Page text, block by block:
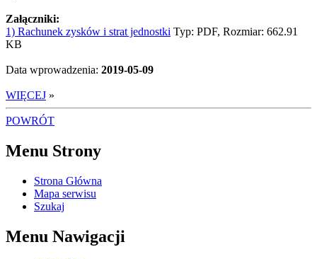
Załączniki:
1) Rachunek zysków i strat jednostki Typ: PDF, Rozmiar: 662.91
KB
Data wprowadzenia: 2019-05-09
WIĘCEJ »
POWRÓT
Menu Strony
Strona Główna
Mapa serwisu
Szukaj
Menu Nawigacji